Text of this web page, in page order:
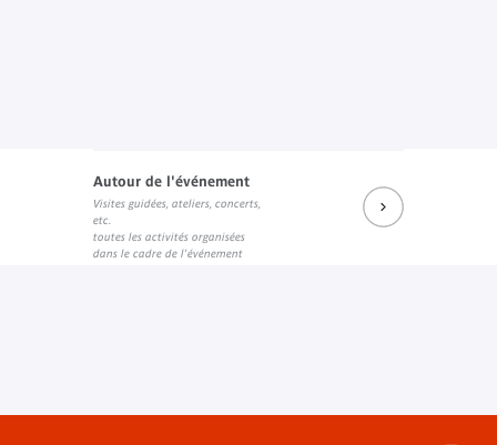
Autour de l'événement
Visites guidées, ateliers, concerts,
etc.
toutes les activités organisées
dans le cadre de l'événement